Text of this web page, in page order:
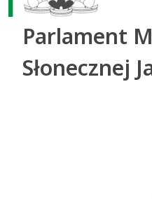
Parlament
Słonecznej